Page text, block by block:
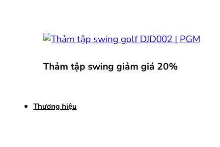
Thảm tập swing giảm giá 20%
Thương hiệu